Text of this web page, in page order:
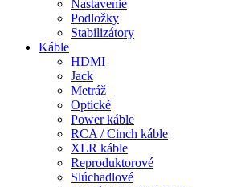
Nastavenie
Podložky
Stabilizátory
Káble
HDMI
Jack
Metráž
Optické
Power káble
RCA / Cinch káble
XLR káble
Reproduktorové
Slúchadlové